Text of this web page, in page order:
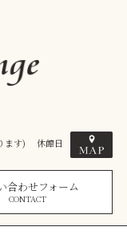
ります) 休館日
合わせフォーム
CONTACT